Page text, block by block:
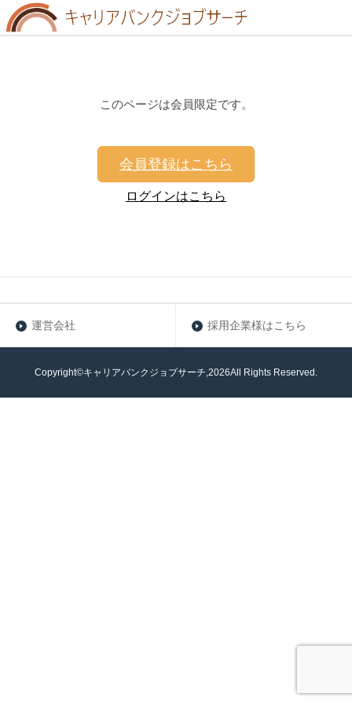
このページは会員限定です。
会員登録はこちら
ログインはこちら
運営会社 採用企業様はこちら
Copyright©キャリアバンクジョブサーチ,2026All Rights Reserved.